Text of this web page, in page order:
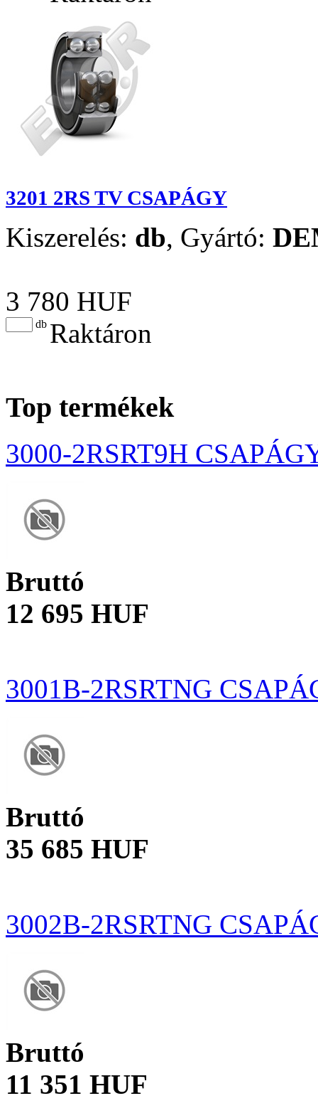
3201 2RS TV CSAPÁGY
Kiszerelés: db, Gyártó:
3 780 HUF
db Raktáron
Top termékek
3000-2RSRT9H
Bruttó
12 695 HUF
3001B-2RSRTNG
Bruttó
35 685 HUF
3002B-2RSRTNG
Bruttó
11 351 HUF